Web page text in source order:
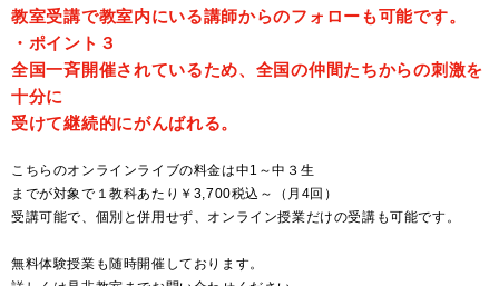
教室受講で教室内にいる講師からのフォローも可能です。
・ポイント３
全国一斉開催されているため、全国の仲間たちからの刺激を
十分に
受けて継続的にがんばれる。
こちらのオンラインライブの料金は中1～中３生
までが対象で１教科あたり￥3,700税込～（月4回）
受講可能で、個別と併用せず、オンライン授業だけの受講も可能です。
無料体験授業も随時開催しております。